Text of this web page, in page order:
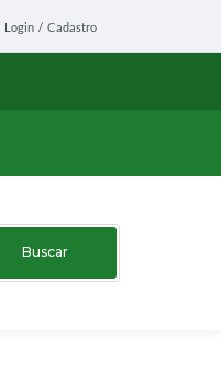
Login / Cadastro